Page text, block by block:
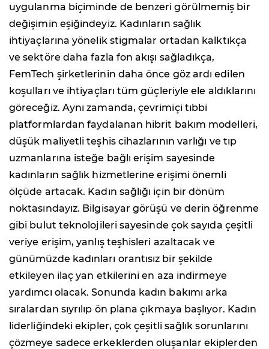
uygulanma biçiminde de benzeri görülmemiş bir
değişimin eşiğindeyiz. Kadınların sağlık
ihtiyaçlarına yönelik stigmalar ortadan kalktıkça
ve sektöre daha fazla fon akışı sağladıkça,
FemTech şirketlerinin daha önce göz ardı edilen
koşulları ve ihtiyaçları tüm güçleriyle ele aldıklarını
göreceğiz. Aynı zamanda, çevrimiçi tıbbi
platformlardan faydalanan hibrit bakım modelleri,
düşük maliyetli teşhis cihazlarının varlığı ve tıp
uzmanlarına isteğe bağlı erişim sayesinde
kadınların sağlık hizmetlerine erişimi önemli
ölçüde artacak. Kadın sağlığı için bir dönüm
noktasındayız. Bilgisayar görüşü ve derin öğrenme
gibi bulut teknolojileri sayesinde çok sayıda çeşitli
veriye erişim, yanlış teşhisleri azaltacak ve
günümüzde kadınları orantısız bir şekilde
etkileyen ilaç yan etkilerini en aza indirmeye
yardımcı olacak. Sonunda kadın bakımı arka
sıralardan sıyrılıp ön plana çıkmaya başlıyor. Kadın
liderliğindeki ekipler, çok çeşitli sağlık sorunlarını
çözmeye sadece erkeklerden oluşanlar ekiplerden